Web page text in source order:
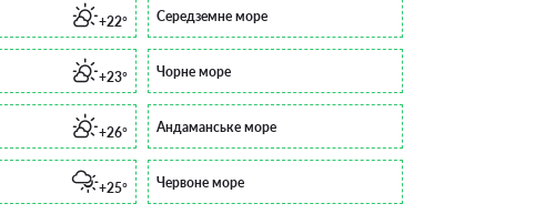
+22°
+23°
+26°
+25°
Середземне море
Чорне море
Андаманське море
Червоне море